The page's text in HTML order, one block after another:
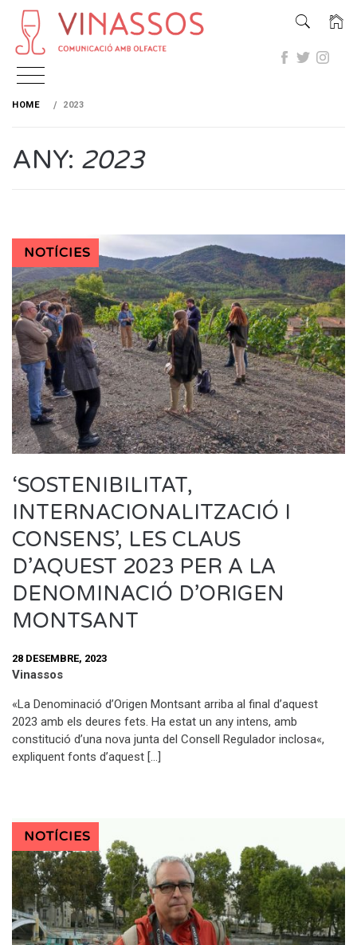
Skip
HOME 2023
ANY: 2023
NOTÍCIES
‘SOSTENIBILITAT,
INTERNACIONALITZACIÓ I
CONSENS’, LES CLAUS
D’AQUEST 2023 PER A LA
DENOMINACIÓ D’ORIGEN
MONTSANT
28 DESEMBRE, 2023
Vinassos
«La Denominació d’Origen Montsant arriba al final d’aquest
2023 amb els deures fets. Ha estat un any intens, amb
constitució d’una nova junta del Consell Regulador inclosa«,
expliquent fonts d’aquest […]
NOTÍCIES